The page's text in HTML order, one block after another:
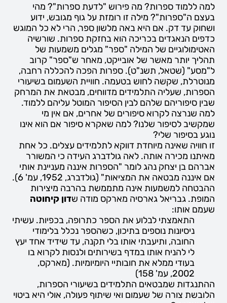
למה ללמוד ספרות? מה פירוש "לדעת ספרות"? מהי
בעצם ה"ספרות"? מילה זו רומזת על גוף מגובש, ידוע
ושחוק עד דק. אם היא באה מלשון ספר, הרי לא כל המוגש
כדפים הנאגדים בכריכה הוא בחזקת ספרות. שורשיה
האטימולוגיים של המילה "ספר" מגלים משמעות של
תהליך יותר מאשר של אובייקט, מאחר ש"ספר" קרוב
ל"מסע" (שטאל, תשנ"ט). ספרות הפכה להכללה רחבה,
מנוטרלת, שקשה לחוש בטעמה. חוויית השעמום בשיעורי
הספרות, שעליה התלמידים מדווחים, מבטאת את המרחק
שבין סיפוריהם שלהם לבין הסיפור המוטל עליהם ללמוד.
למה שנרצה לקרוא סיפורים של אחרים, אם אין מי
שמקשיב לסיפור שלנו? למה שאקרא סיפור אם הוא אינו
נוגע בסיפור שלי?
זו חוויה שאינה מיוחדת דווקא לתלמידים עצלים. כל אחת
מאיתנו מכירה אותה. לאה גולדברג העידה כי המשורר
אברהם בן יצחק נהג לומר "הספרות איננה מעניינת אותי
אם איננה מבטאה את המציאות" (גולדברג, 1952, עמ' 6).
ההבטחה למשמעות אינה מתממשת בהרבה מיצירות
המופת. גבריאל גארסיה מארקס מודה שדון קיחוטה
שעמם אותו:
התאמצתי לבלוע את הספר כתרופה, בכפיות. עשיתי
ניסיונות נוספים בתיכון, כשהספר נכלל בלימודי
החובה, ותיעבתי אותו בלי תקנה, עד שידיד אחד יעץ
לי להניח אותו במדף בשירותים ולנסות לקרוא בו
בעודי ממלא את חובותיי היומיומיות. (מארקס,
2002, עמ' 158)
ההתנגדות שמבטאים התלמידים בשיעורי הספרות,
הלובשת צורה של שעמום ואי שיתוף פעולה, אולי היא ביטוי